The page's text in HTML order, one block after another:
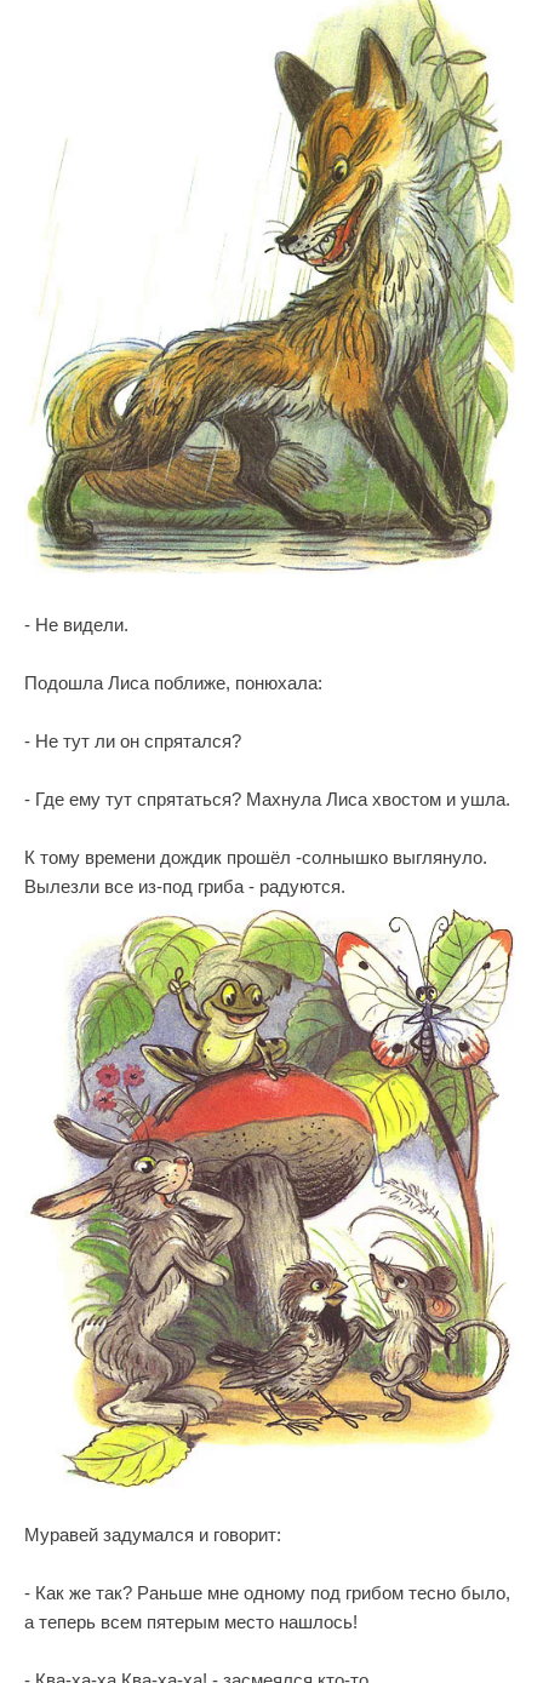
- Не видели.
Подошла Лиса поближе, понюхала:
- Не тут ли он спрятался?
- Где ему тут спрятаться? Махнула Лиса хвостом и ушла.
К тому времени дождик прошёл -солнышко выглянуло.
Вылезли все из-под гриба - радуются.
Муравей задумался и говорит:
- Как же так? Раньше мне одному под грибом тесно было,
а теперь всем пятерым место нашлось!